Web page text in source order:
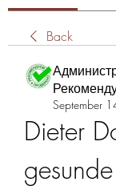
Back
September
Dieter